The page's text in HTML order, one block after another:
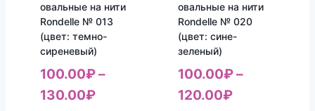
овальные на нити
Rondelle № 013
(цвет: темно-
сиреневый)
100.00₽–
130.00₽
овальные на нити
Rondelle № 020
(цвет: сине-
зеленый)
100.00₽–
120.00₽